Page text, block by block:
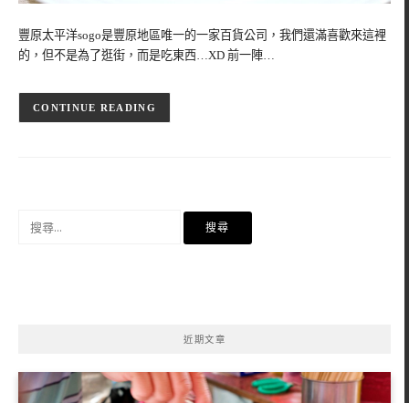
豐原太平洋sogo是豐原地區唯一的一家百貨公司，我們還滿喜歡來這裡
的，但不是為了逛街，而是吃東西…XD 前一陣…
CONTINUE READING
近期文章